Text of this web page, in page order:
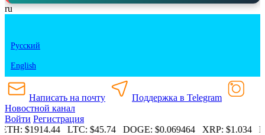
ru
Русский
English
Написать на почту
Поддержка в Telegram
Новостной канал
Войти Регистрация
$1914.44 LTC:$45.74 DOGE:$0.069464 XRP:$1.034